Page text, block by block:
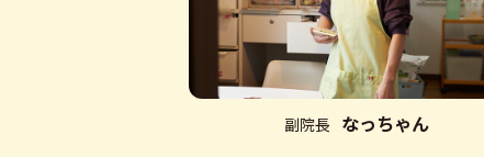
2019/3
開院５周年
2019/3
経済産業省
副院長 なっちゃん